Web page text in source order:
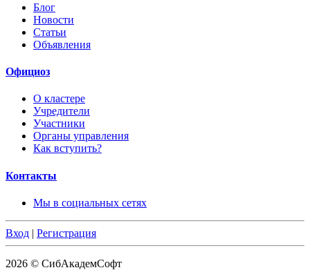
Блог
Новости
Статьи
Объявления
Официоз
О кластере
Учредители
Участники
Органы управления
Как вступить?
Контакты
Мы в социальных сетях
Вход | Регистрация
2026 © СибАкадемСофт